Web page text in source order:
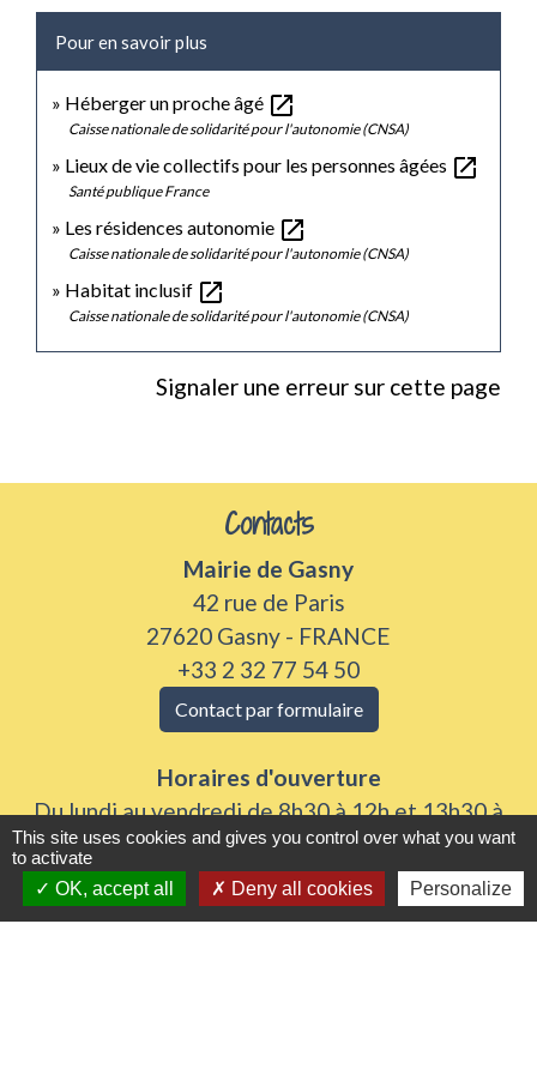
Pour en savoir plus
Héberger un proche âgé open_in_new
Caisse nationale de solidarité pour l'autonomie (CNSA)
Lieux de vie collectifs pour les personnes âgées open_in_new
Santé publique France
Les résidences autonomie open_in_new
Caisse nationale de solidarité pour l'autonomie (CNSA)
Habitat inclusif open_in_new
Caisse nationale de solidarité pour l'autonomie (CNSA)
Signaler une erreur sur cette page
Contacts
Mairie de Gasny
42 rue de Paris
27620 Gasny - FRANCE
+33 2 32 77 54 50
Contact par formulaire
Horaires d'ouverture
Du lundi au vendredi de 8h30 à 12h et 13h30 à
17h30
Samedi 8h30 à 12h
This site uses cookies and gives you control over what you want
to activate
OK, accept all
Deny all cookies Personalize